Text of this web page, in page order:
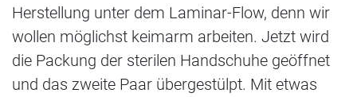
Herstellung unter dem Laminar-Flow, denn wir
wollen möglichst keimarm arbeiten. Jetzt wird
die Packung der sterilen Handschuhe geöffnet
und das zweite Paar übergestülpt. Mit etwas